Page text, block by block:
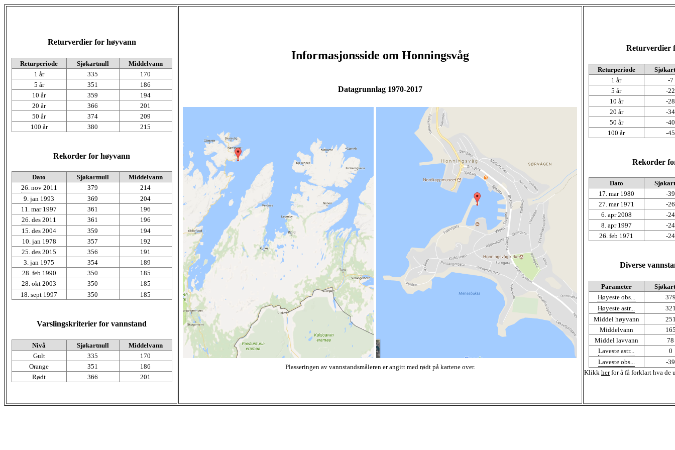
Returverdier for høyvann
Returperiode Sjøkartnull
Middelvann
1 år
335
170
5 år
351
186
10 år
359
194
20 år
366
201
50 år
374
209
100 år
380 215
Rekorder for høyvann
Dato Sjøkartnull
Middelvann
26. nov 2011
379
214
9. jan 1993
369
204
11. mar 1997
361
196
26. des 2011
361
196
15. des 2004
359
194
10. jan 1978
357
192
25. des 2015
356
191
3. jan 1975
354
189
28. feb 1990
350
185
28. okt 2003
350
185
18. sept 1997
350 185
Varslingskriterier for vannstand
Nivå Sjøkartnull
Middelvann
Gult
335
170
Orange
351
186
Rødt
366 201
Informasjonsside om Honningsvåg
Datagrunnlag 1970-2017
Plasseringen av vannstandsmåleren er angitt med rødt på kartene over.
Returverdier
Returperiode
1 år
-7
5 år
-22
10 år
-28
20 år
-34
50 år
-40
100 år
-45
Rekorder
Dato
17. mar 1980
-39
27. mar 1971
-26
6. apr 2008
-24
8. apr 1997
-24
26. feb 1971
-24
Diverse
Parameter
Høyeste obs...
Høyeste astr...
Middel høyvann
Middelvann
Middel lavvann
78
Laveste astr...
0
Laveste obs...
-39
Klikk herfor å få forklart hva de